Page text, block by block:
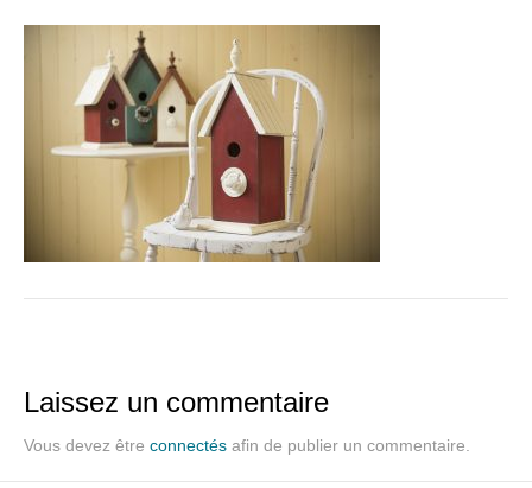
Laissez un commentaire
Vous devez être connectés afin de publier un commentaire.